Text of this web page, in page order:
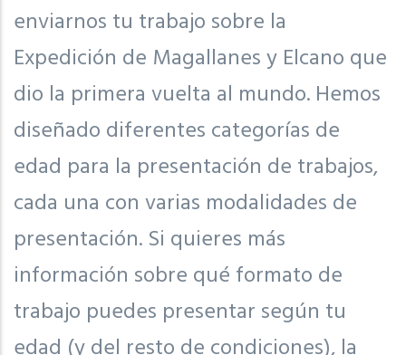
enviarnos tu trabajo sobre la
Expedición de Magallanes y Elcano que
dio la primera vuelta al mundo. Hemos
diseñado diferentes categorías de
edad para la presentación de trabajos,
cada una con varias modalidades de
presentación. Si quieres más
información sobre qué formato de
trabajo puedes presentar según tu